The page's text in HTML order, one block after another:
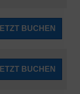
BUCHEN
BUCHEN